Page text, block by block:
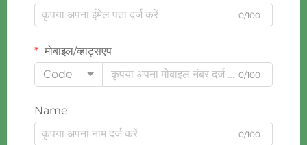
0/100
मोबाइल/व्हाट्सएप
Code
0/100
Name
0/100